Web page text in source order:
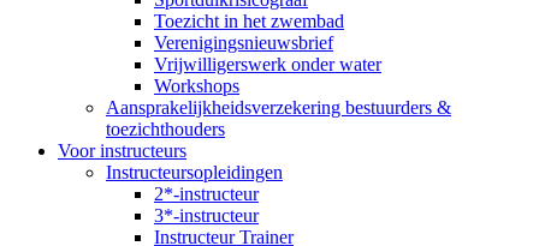
Toezicht in het zwembad
Verenigingsnieuwsbrief
Vrijwilligerswerk onder water
Workshops
Aansprakelijkheidsverzekering bestuurders &
toezichthouders
Voor instructeurs
Instructeursopleidingen
2*-instructeur
3*-instructeur
Instructeur Trainer